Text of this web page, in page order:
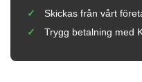
Skickas från vårt
Trygg betalning med